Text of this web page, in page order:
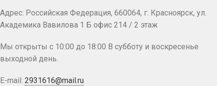
Адрес: Российская Федерация, 660064, г. Красноярск, ул.
Академика Вавилова 1 Б офис 214 / 2 этаж
Мы открыты с 10:00 до 18:00 В субботу и воскресенье
выходной день.
E-mail: 2931616@mail.ru